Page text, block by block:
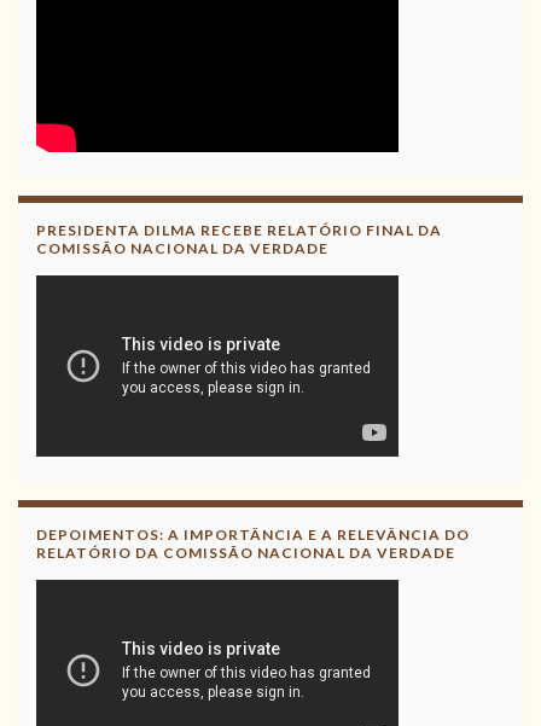
PRESIDENTA DILMA RECEBE RELATÓRIO FINAL DA
COMISSÃO NACIONAL DA VERDADE
DEPOIMENTOS: A IMPORTÂNCIA E A RELEVÂNCIA DO
RELATÓRIO DA COMISSÃO NACIONAL DA VERDADE